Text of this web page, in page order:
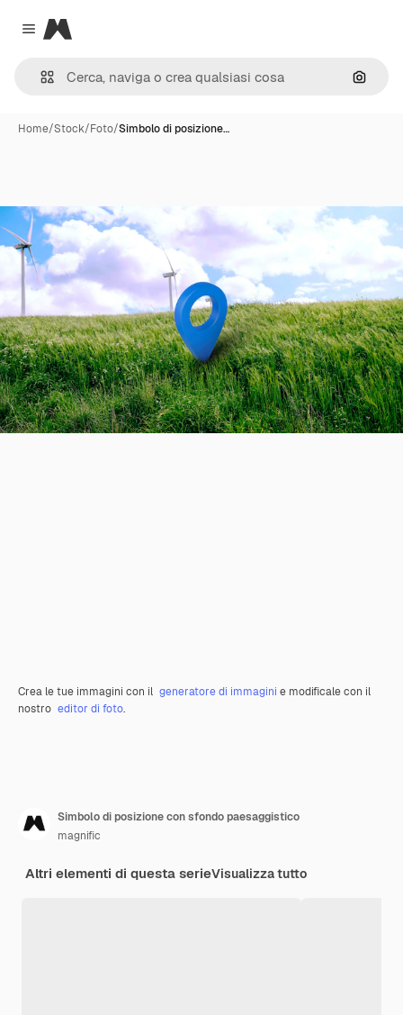
Close menu
Magnific
Cerca
Home/Stock/Foto/Simbolo di posizione…
Crea le tue immagini con il generatore di immagini e modificale con il
nostro editor di foto.
Simbolo di posizione con sfondo paesaggistico
magnific
Altri elementi di questa serieVisualizza tutto